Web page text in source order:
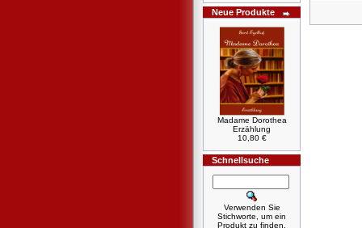
Neue Produkte
Madame Dorothea
Erzählung
10,80 €
Schnellsuche
Verwenden Sie
Stichworte, um ein
Produkt zu finden.